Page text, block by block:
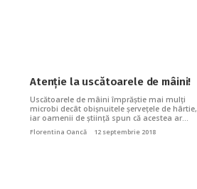
Atenție la uscătoarele de mâini!
Uscătoarele de mâini împrăștie mai mulți
microbi decât obișnuitele șervețele de hârtie,
iar oamenii de știință spun că acestea ar…
Florentina Oancă 12 septembrie 2018